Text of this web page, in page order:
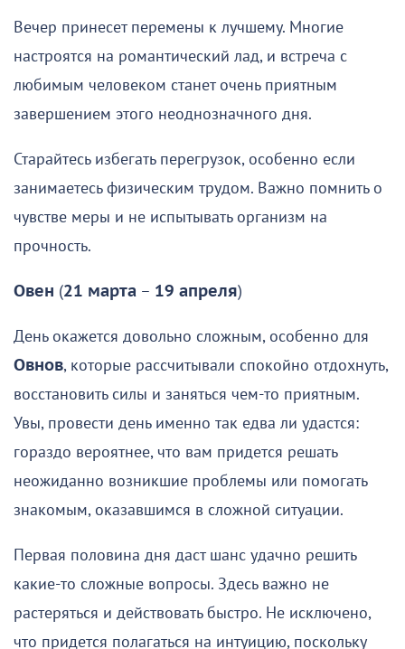
Вечер принесет перемены к лучшему. Многие
настроятся на романтический лад, и встреча с
любимым человеком станет очень приятным
завершением этого неоднозначного дня.
Старайтесь избегать перегрузок, особенно если
занимаетесь физическим трудом. Важно помнить о
чувстве меры и не испытывать организм на
прочность.
Овен (21 марта – 19 апреля)
День окажется довольно сложным, особенно для
Овнов, которые рассчитывали спокойно отдохнуть,
восстановить силы и заняться чем-то приятным.
Увы, провести день именно так едва ли удастся:
гораздо вероятнее, что вам придется решать
неожиданно возникшие проблемы или помогать
знакомым, оказавшимся в сложной ситуации.
Первая половина дня даст шанс удачно решить
какие-то сложные вопросы. Здесь важно не
растеряться и действовать быстро. Не исключено,
что придется полагаться на интуицию, поскольку